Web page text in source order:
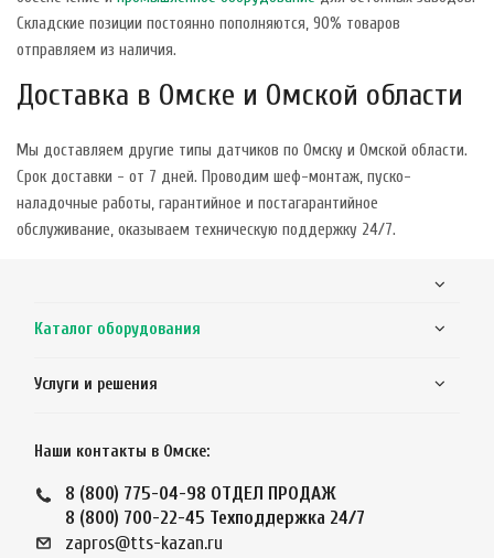
Складские позиции постоянно пополняются, 90% товаров
отправляем из наличия.
Доставка в Омске и Омской области
Мы доставляем другие типы датчиков по Омску и Омской области.
Срок доставки - от 7 дней. Проводим шеф-монтаж, пуско-
наладочные работы, гарантийное и постагарантийное
обслуживание, оказываем техническую поддержку 24/7.
Каталог оборудования
Услуги и решения
Наши контакты в Омске:
8 (800) 775-04-98 ОТДЕЛ ПРОДАЖ
8 (800) 700-22-45 Техподдержка 24/7
zapros@tts-kazan.ru